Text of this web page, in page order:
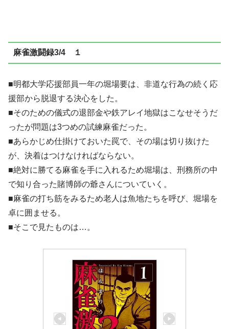
麻雀激闘録3/4 １
■明都大学応援部員一年の堀場要は、非道な行為の続く応
援部から脱退する決心をした。
■そのための儀式の退部金や鉄アレイ地獄はこなせそうだ
ったが問題は3つめの試練麻雀だった。
■あらかじめ仕掛けておいた罠で、その場は切り抜けた
が、決着はつけなければならない。
■絶対に勝てる麻雀を手に入れるため堀場は、刑務所の中
で知り合った賭博師の爺さんについていく。
■麻雀の打ち筋をみるため老人は魚地たちを呼び、堀場を
卓に囲ませる。
■そこで見たものは…。